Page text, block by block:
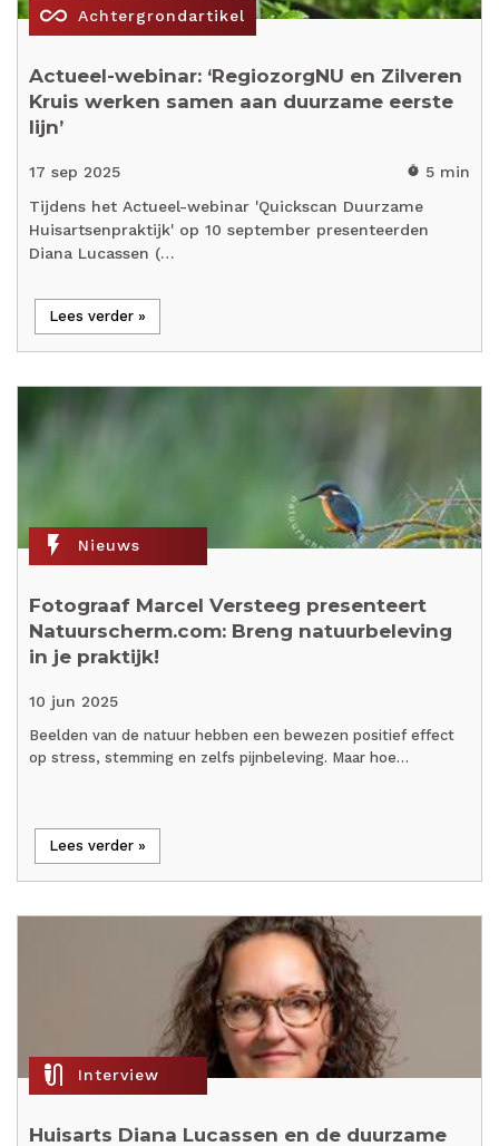
all_inclusive Achtergrondartikel
Actueel-webinar: ‘RegiozorgNU en Zilveren
Kruis werken samen aan duurzame eerste
lijn’
17 sep 2025 timer 5 min
Tijdens het Actueel-webinar 'Quickscan Duurzame
Huisartsenpraktijk' op 10 september presenteerden
Diana Lucassen (…
Lees verder »
flash_on Nieuws
Fotograaf Marcel Versteeg presenteert
Natuurscherm.com: Breng natuurbeleving
in je praktijk!
10 jun 2025
Beelden van de natuur hebben een bewezen positief effect
op stress, stemming en zelfs pijnbeleving. Maar hoe…
Lees verder »
mic_external_on Interview
Huisarts Diana Lucassen en de duurzame